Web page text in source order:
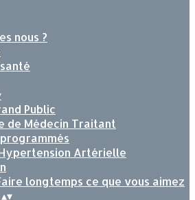
nous ?
Public
de Médecin Traitant
Artérielle
longtemps ce que vous aimez
▴▾